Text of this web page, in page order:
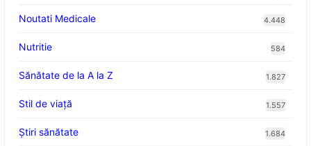
Noutati Medicale 4.448
Nutritie 584
Sănătate de la A la Z 1.827
Stil de viaţă 1.557
Ştiri sănătate 1.684